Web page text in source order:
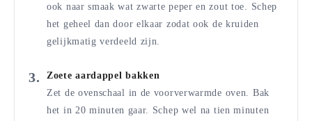
ook naar smaak wat zwarte peper en zout toe. Schep
het geheel dan door elkaar zodat ook de kruiden
gelijkmatig verdeeld zijn.
Zoete aardappel bakken
Zet de ovenschaal in de voorverwarmde oven. Bak
het in 20 minuten gaar. Schep wel na tien minuten